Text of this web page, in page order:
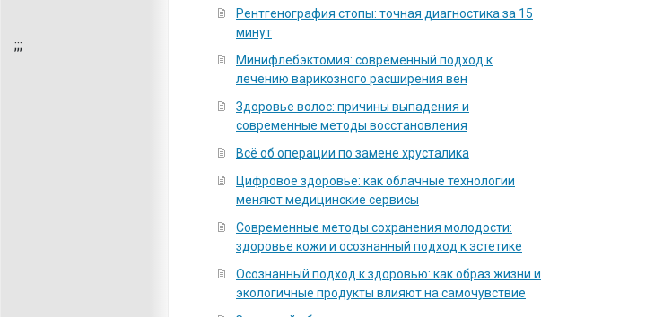
;;;
Рентгенография стопы: точная диагностика за 15
минут
Минифлебэктомия: современный подход к
лечению варикозного расширения вен
Здоровье волос: причины выпадения и
современные методы восстановления
Всё об операции по замене хрусталика
Цифровое здоровье: как облачные технологии
меняют медицинские сервисы
Современные методы сохранения молодости:
здоровье кожи и осознанный подход к эстетике
Осознанный подход к здоровью: как образ жизни и
экологичные продукты влияют на самочувствие